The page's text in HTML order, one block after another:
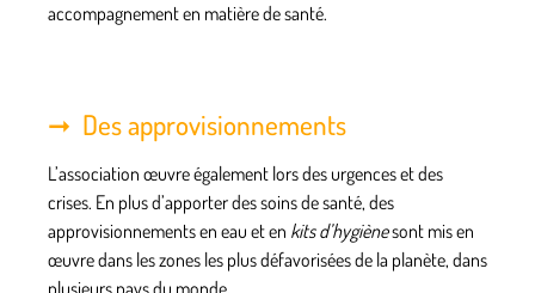
accompagnement en matière de santé.
Des approvisionnements
L’association œuvre également lors des urgences et des
crises. En plus d’apporter des soins de santé, des
approvisionnements en eau et en kits d’hygiènesont mis en
œuvre dans les zones les plus défavorisées de la planète, dans
plusieurs pays du monde.